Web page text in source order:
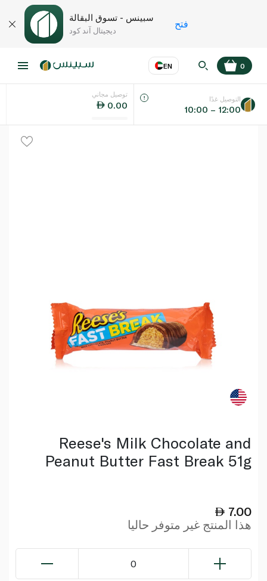
سبينس - تسوق البقالة
ديجيتال آند كود
فتح
EN
اللغة عر
0
توصيل مجاني
0.00
التوصيل غدًا
10:00 – 12:00
Reese's Milk Chocolate and
Peanut Butter Fast Break 51g
7.00
هذا المنتج غير متوفر حاليا
0